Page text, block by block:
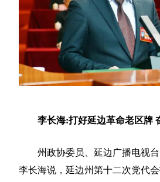
李长海:打好延边革命老区牌
州政协委员、延边广播电视台
李长海说，延边州第十二次党代